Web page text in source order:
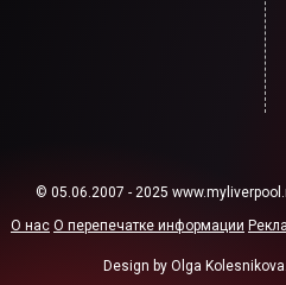
© 05.06.2007 - 2025
О нас О перепечатке информации
Design by Olga